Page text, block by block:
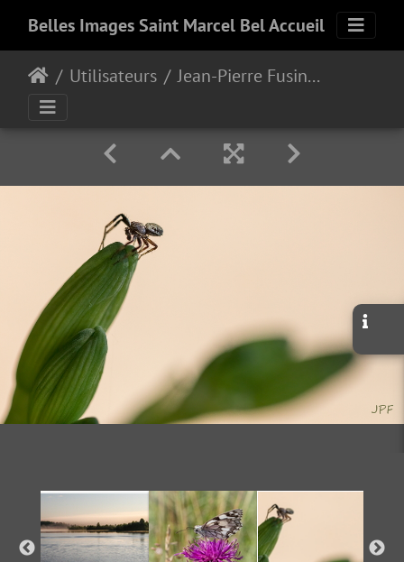
Belles Images Saint Marcel Bel Accueil
Utilisateurs Jean-Pierre Fusinelli